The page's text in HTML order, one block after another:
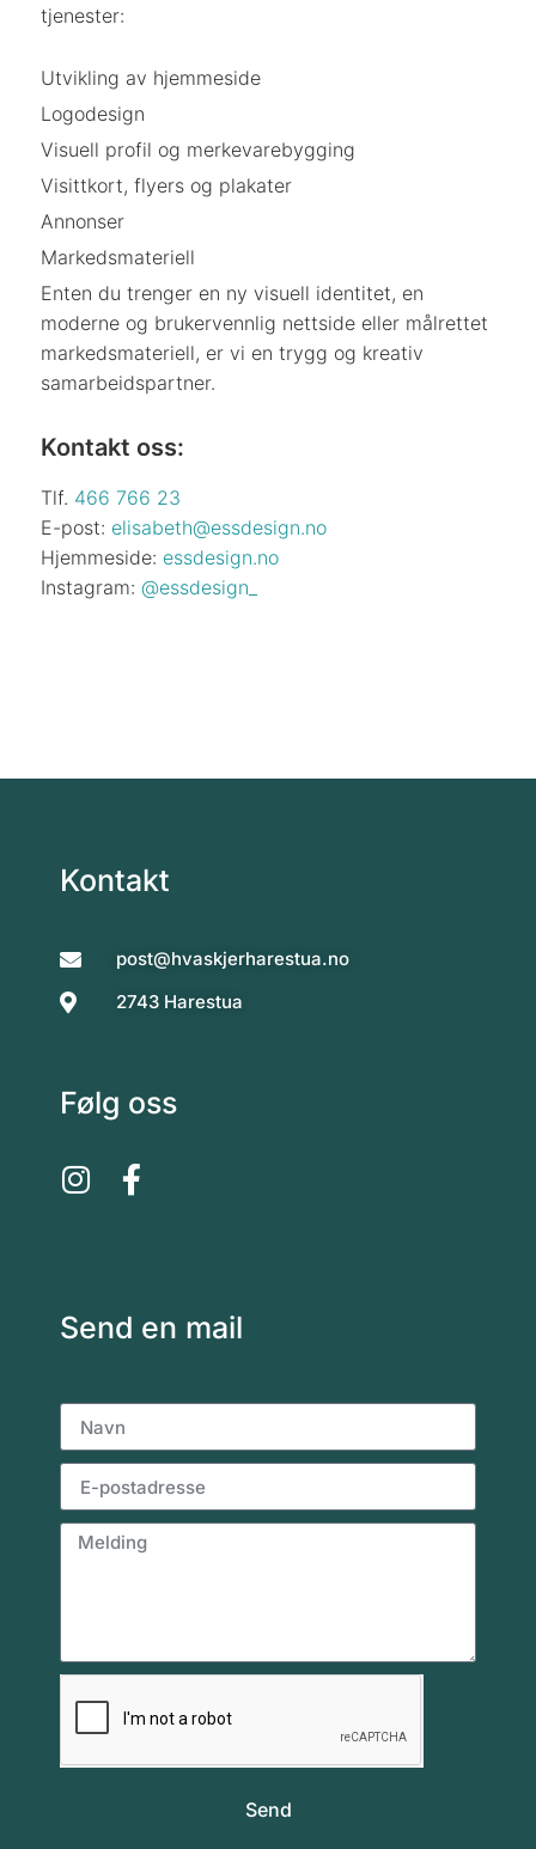
tjenester:
Utvikling av hjemmeside
Logodesign
Visuell profil og merkevarebygging
Visittkort, flyers og plakater
Annonser
Markedsmateriell
Enten du trenger en ny visuell identitet, en
moderne og brukervennlig nettside eller målrettet
markedsmateriell, er vi en trygg og kreativ
samarbeidspartner.
Kontakt oss:
Tlf. 466 766 23
E-post: elisabeth@essdesign.no
Hjemmeside: essdesign.no
Instagram: @essdesign_
Kontakt
post@hvaskjerharestua.no
2743 Harestua
Følg oss
Send en mail
Send